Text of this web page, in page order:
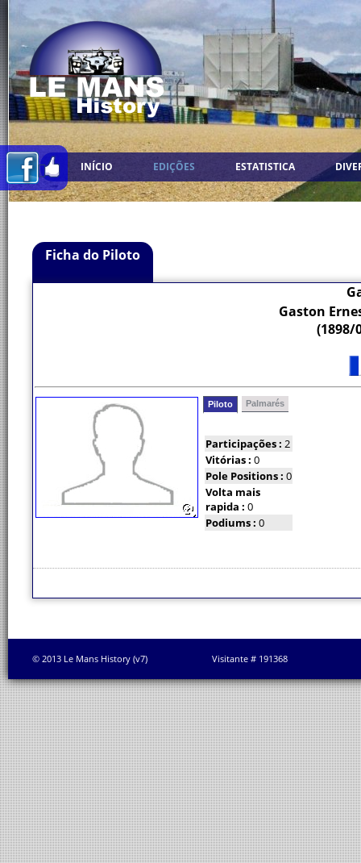
INÍCIO EDIÇÕES ESTATISTICA
Ficha do Piloto
Gaston
(1898/
Piloto Palmarés
Participações : 2
Vitórias : 0
Pole Positions : 0
Volta mais
rapida : 0
Podiums : 0
© 2013 Le Mans History (v7) Visitante # 191368